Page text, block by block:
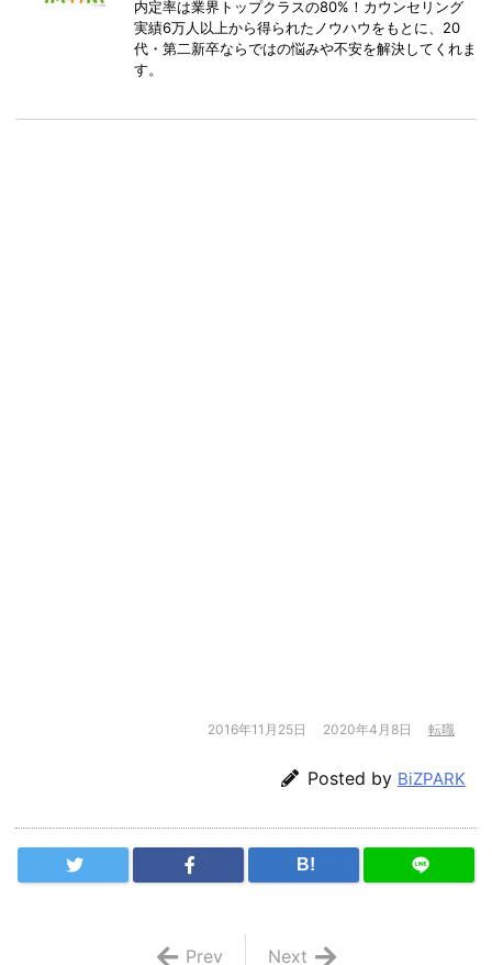
内定率は業界トップクラスの80%！カウンセリング
実績6万人以上から得られたノウハウをもとに、20
代・第二新卒ならではの悩みや不安を解決してくれま
す。
2016年11月25日 2020年4月8日 転職
Posted by BiZPARK
B!
Next
Prev